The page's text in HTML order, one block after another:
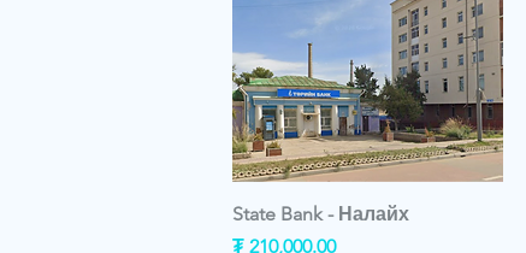
State Bank - Налайх
Price
₮ 210,000.00